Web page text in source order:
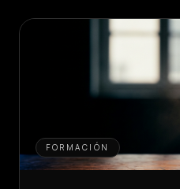
FORMACIÓN